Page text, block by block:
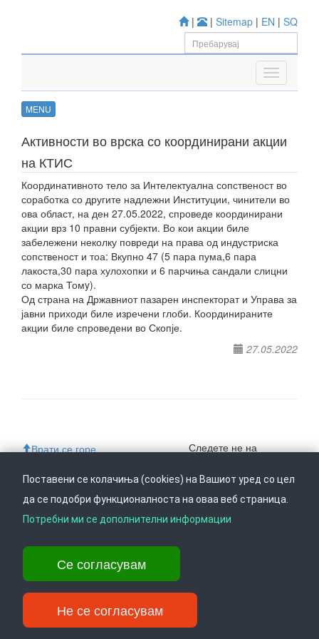
| | Sitemap | EN | SQ
MENU
Активности во врска со координирани акции
на КТИС
Координативното тело за Интелектуална сопственост во
соработка со другите надлежни Институции, чинители во
ова област, на ден 27.05.2022, спроведе координирани
акции врз 10 правни субјекти. Во кои акции биле
забележени неколку повреди на права од индустриска
сопственост и тоа: Вкупно 47 (5 пара пума,6 пара
лакоста,30 пара хулохопки и 6 парчиња сандали слицни
со марка Томy).
Од страна на Државниот пазарен инспекторат и Управа за
јавни приходи биле изречени глоби. Координираните
акции биле спроведени во Скопје.
27.05.2022
Врати се горе Следете не на
Ул. Даме Груев 14, Катна гаража Беко на 1-виот кат, 1000 Скопје,
Тел: +389 2 3103 601 (641), Факс: +389 2 3137 149 |
Поставени се колачиња (cookies) на Вашиот уред со цел
да се подобри функционалноста на оваа веб страница.
Потребни ми се дополнителни информации
Се согласувам
Не се согласувам